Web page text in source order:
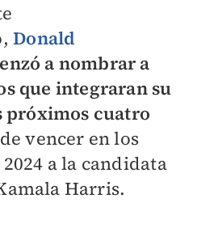
Donald
a nombrar a
que integraran su
próximos cuatro
vencer en los
a la candidata
Harris.